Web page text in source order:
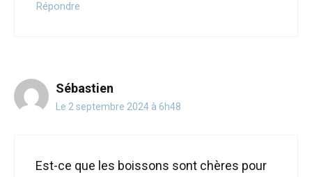
Répondre
Sébastien
Le 2 septembre 2024 à 6h48
Est-ce que les boissons sont chères pour